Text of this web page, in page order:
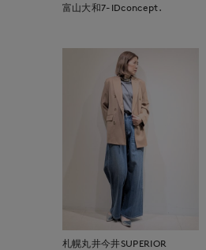
富山大和7-IDconcept.
札幌丸井今井SUPERIOR